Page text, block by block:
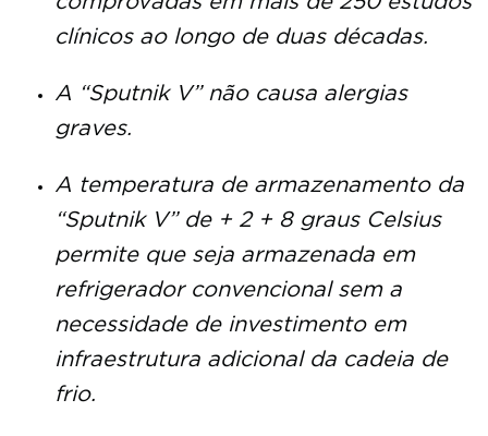
clínicos ao longo de duas décadas.
A “Sputnik V” não causa alergias
graves.
A temperatura de armazenamento da
“Sputnik V” de + 2 + 8 graus Celsius
permite que seja armazenada em
refrigerador convencional sem a
necessidade de investimento em
infraestrutura adicional da cadeia de
frio.